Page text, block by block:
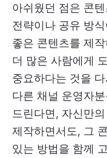
아쉬웠던 점은 콘
전략이나 공유 방
좋은 콘텐츠를 제
더 많은 사람에게
중요하다는 것을
다른 채널 운영자
드린다면, 자신만
제작하면서도, 그
있는 방법을 함께